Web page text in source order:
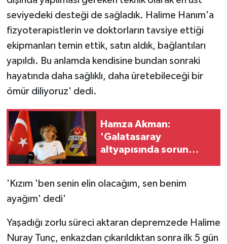
seviyedeki desteği de sağladık. Halime Hanım'a
fizyoterapistlerin ve doktorların tavsiye ettiği
ekipmanları temin ettik, satın aldık, bağlantıları
yapıldı. Bu anlamda kendisine bundan sonraki
hayatında daha sağlıklı, daha üretebileceği bir
ömür diliyoruz' dedi.
Hamza Akman:
'Galatasaray
altyapısında sorun
'Kızım 'ben senin elin olacağım, sen benim
ayağım' dedi'
Yaşadığı zorlu süreci aktaran depremzede Halime
Nuray Tunç, enkazdan çıkarıldıktan sonra ilk 5 gün